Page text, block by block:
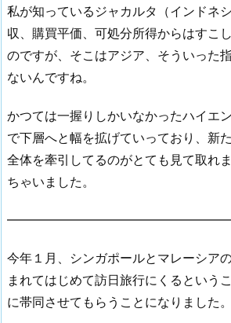
私が知っているジャカルタ（インドネ
収、購買平価、可処分所得からはすこ
のですが、そこはアジア、そういった
ないんですね。
かつては一握りしかいなかったハイエ
で下層へと幅を拡げていっており、新
全体を牽引してるのがとても見て取れ
ちゃいました。
今年１月、シンガポールとマレーシア
まれてはじめて訪日旅行にくるという
に帯同させてもらうことになりました。